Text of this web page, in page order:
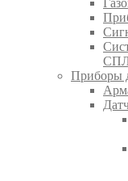
Приборы